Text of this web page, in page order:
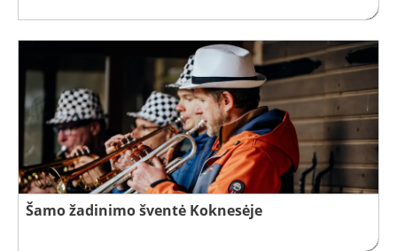
Šamo žadinimo šventė Koknesėje